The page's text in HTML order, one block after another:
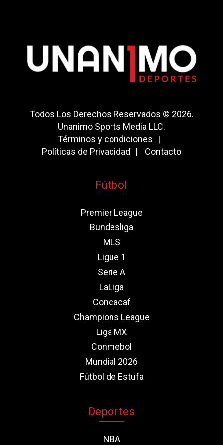
Todos Los Derechos Reservados © 2026.
Unanimo Sports Media LLC.
Términos y condiciones
Políticas de Privacidad
Contacto
Fútbol
Premier League
Bundesliga
MLS
Ligue 1
Serie A
LaLiga
Concacaf
Champions League
Liga MX
Conmebol
Mundial 2026
Fútbol de Estufa
Deportes
NBA